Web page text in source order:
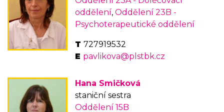
oddělení, Oddělení 23B -
Psychoterapeutické oddělení
727919532
pavlikova@plstbk.cz
Hana Smičková
staniční sestra
Oddělení 15B